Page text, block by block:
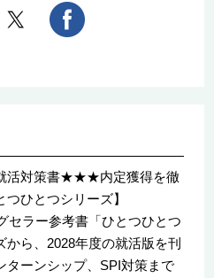
活対策書★★★内定獲得を徹
ひとつシリーズ】
セラー参考書「ひとつひとつ
ら、2028年度の就活版を刊
ターンシップ、SPI対策まで